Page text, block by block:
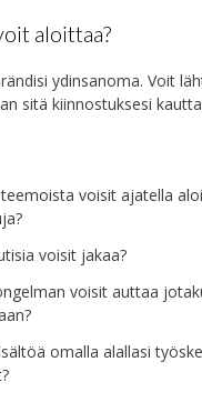
aloittaa?
ydinsanoma. Voit
sitä kiinnostuksesi
voisit ajatella
voisit jakaa?
voisit auttaa
omalla alallasi